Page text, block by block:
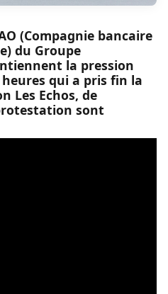
(Compagnie bancaire
du Groupe
la pression
qui a pris fin la
Les Echos, de
sont